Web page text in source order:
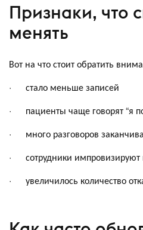
Признаки, что
менять
Вот на что стоит обратить
· стало меньше записей
· пациенты чаще говорят “я
· много разговоров
· сотрудники импровизируют
· увеличилось количество